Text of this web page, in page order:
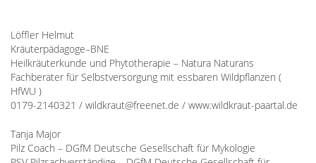
Löffler Helmut
Kräuterpädagoge–BNE
Heilkräuterkunde und Phytotherapie – Natura Naturans
Fachberater für Selbstversorgung mit essbaren Wildpflanzen (
HfWU )
0179-2140321 / wildkraut@freenet.de / www.wildkraut-paartal.de
Tanja Major
Pilz Coach – DGfM Deutsche Gesellschaft für Mykologie